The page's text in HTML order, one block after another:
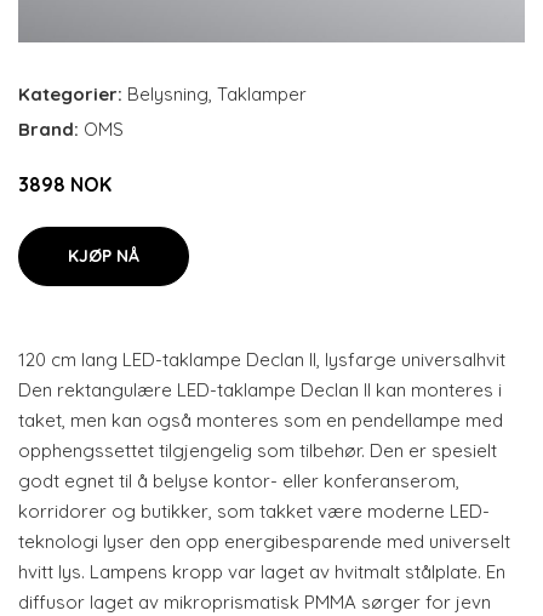
Kategorier: Belysning, Taklamper
Brand: OMS
3898 NOK
KJØP NÅ
120 cm lang LED-taklampe Declan II, lysfarge universalhvit
Den rektangulære LED-taklampe Declan II kan monteres i
taket, men kan også monteres som en pendellampe med
opphengssettet tilgjengelig som tilbehør. Den er spesielt
godt egnet til å belyse kontor- eller konferanserom,
korridorer og butikker, som takket være moderne LED-
teknologi lyser den opp energibesparende med universelt
hvitt lys. Lampens kropp var laget av hvitmalt stålplate. En
diffusor laget av mikroprismatisk PMMA sørger for jevn